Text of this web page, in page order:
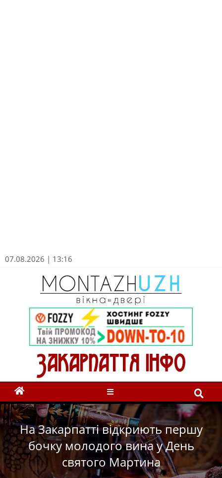
07.08.2026 | 13:16
На Закарпатті відкриють першу
бочку молодого вина у День
святого Мартина